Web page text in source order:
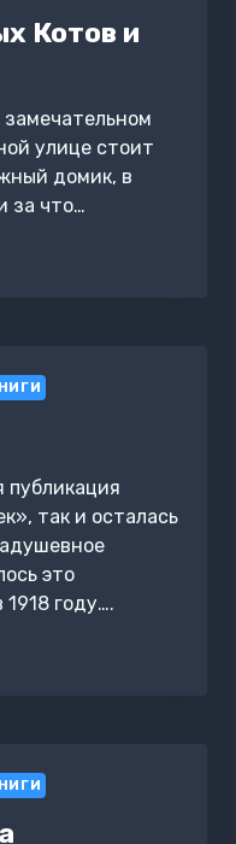
Котов и
улице стоит
домик, в
за что…
публикация
так и осталась
это
году….